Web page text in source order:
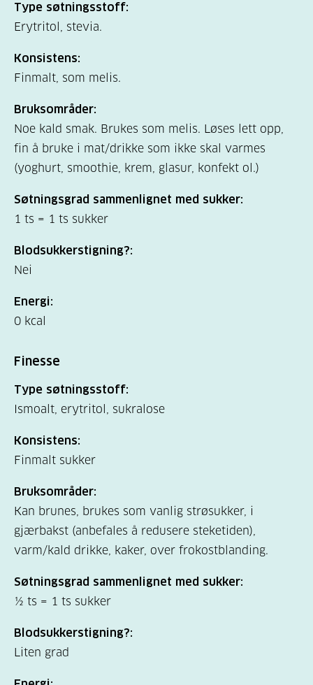
Type søtningsstoff:
Erytritol, stevia.
Konsistens:
Finmalt, som melis.
Bruksområder:
Noe kald smak. Brukes som melis. Løses lett opp,
fin å bruke i mat/drikke som ikke skal varmes
(yoghurt, smoothie, krem, glasur, konfekt ol.)
Søtningsgrad sammenlignet med sukker:
1 ts = 1 ts sukker
Blodsukkerstigning?:
Nei
Energi:
0 kcal
Finesse
Type søtningsstoff:
Ismoalt, erytritol, sukralose
Konsistens:
Finmalt sukker
Bruksområder:
Kan brunes, brukes som vanlig strøsukker, i
gjærbakst (anbefales å redusere steketiden),
varm/kald drikke, kaker, over frokostblanding.
Søtningsgrad sammenlignet med sukker:
½ ts = 1 ts sukker
Blodsukkerstigning?:
Liten grad